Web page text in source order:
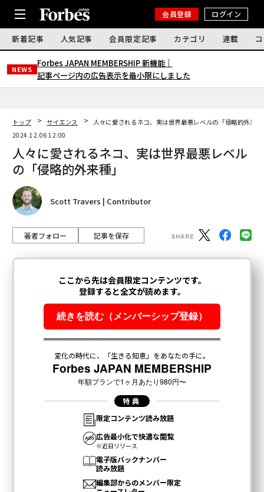
会員登録 ログイン
新着記事 人気記事 会員限定記事 カテゴリ 連載
NEWS
Forbes JAPAN MEMBERSHIP 新機能｜
記事ページ内の広告表示を最小限にしました
トップ サイエンス
人々に愛されるネコ、実は世界最悪レベルの「侵略的外来種
2024.12.06 12:00
人々に愛されるネコ、実は世界最悪レベル
の「侵略的外来種」
Scott Travers | Contributor
著者フォロー 記事を保存